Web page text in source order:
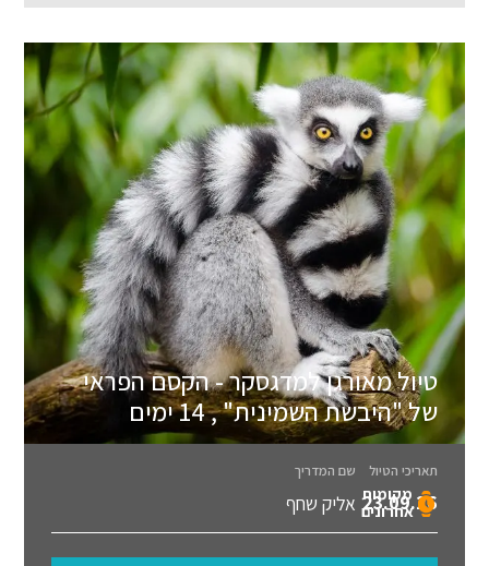
טיול מאורגן למדגסקר - הקסם הפראי
של "היבשת השמינית" , 14 ימים
תאריכי הטיול שם המדריך
23.09.26 אליק שחף מקומות
אחרונים